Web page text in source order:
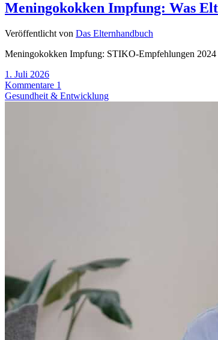
Meningokokken Impfung: Was
Veröffentlicht von Das Elternhandbuch
Meningokokken Impfung: STIKO-Empfehlungen 2024
1. Juli 2026
Kommentare 1
Gesundheit & Entwicklung